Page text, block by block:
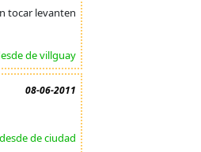
tocar levanten
de villguay
08-06-2011
de ciudad